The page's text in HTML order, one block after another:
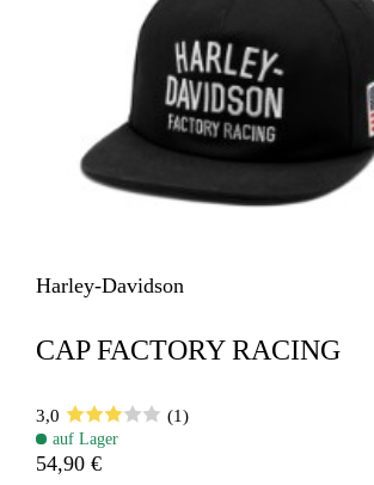
Harley-Davidson
CAP FACTORY RACING
3,0
(1)
auf Lager
54,90 €